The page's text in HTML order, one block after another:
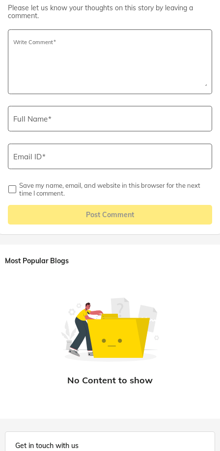
Please let us know your thoughts on this story by leaving a
comment.
Write Comment
Full Name
Email ID
Save my name, email, and website in this browser for the next
time I comment.
Post Comment
Most Popular Blogs
Get in touch with us